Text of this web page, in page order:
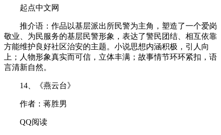
起点中文网
推介语：作品以基层派出所民警为主角，塑造了一个爱岗
敬业、为民服务的基层民警形象，表达了警民团结、相互依靠
方能维护良好社区治安的主题。小说思想内涵积极，引人向
上；人物形象真实而可信，立体丰满；故事情节环环紧扣，语
言清新自然。
14、《燕云台》
作者：蒋胜男
QQ阅读